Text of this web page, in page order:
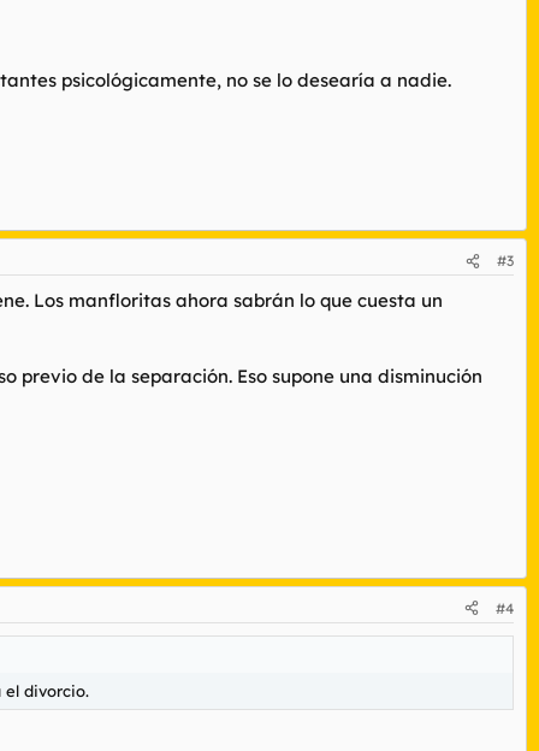
psicológicamente, no se lo desearía a nadie.
#3
Los manfloritas ahora sabrán lo que cuesta un
previo de la separación. Eso supone una disminución
#4
el divorcio.